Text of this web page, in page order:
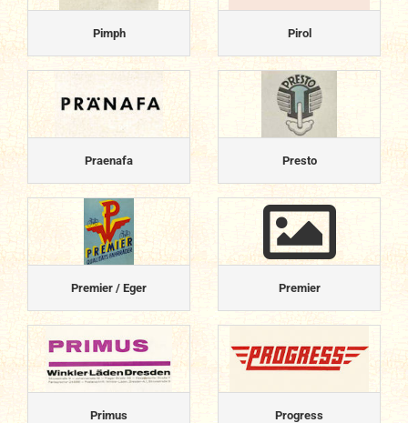
Pimph Pirol
Praenafa Presto
Premier / Eger Premier
Primus Progress